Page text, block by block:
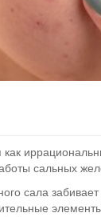
как
сальных
сала